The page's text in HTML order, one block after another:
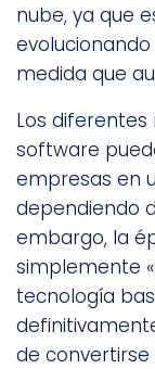
nube, ya que
medida que
Los
software
empresas en
dependiendo
embargo, la
simplemente
tecnología
de